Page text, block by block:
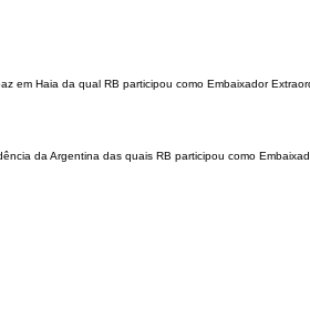
em Haia da qual RB participou como Embaixador
da Argentina das quais RB participou como